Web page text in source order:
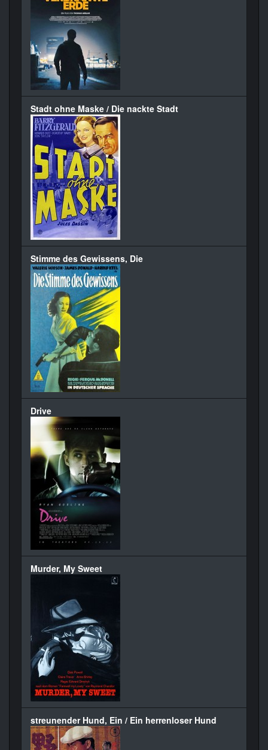
Stadt ohne Maske / Die nackte Stadt
Stimme des Gewissens, Die
Drive
Murder, My Sweet
streunender Hund, Ein / Ein herrenloser Hund